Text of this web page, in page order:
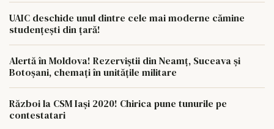
UAIC deschide unul dintre cele mai moderne cămine
studențești din țară!
Alertă în Moldova! Rezerviștii din Neamț, Suceava și
Botoșani, chemați în unitățile militare
Război la CSM Iași 2020! Chirica pune tunurile pe
contestatari